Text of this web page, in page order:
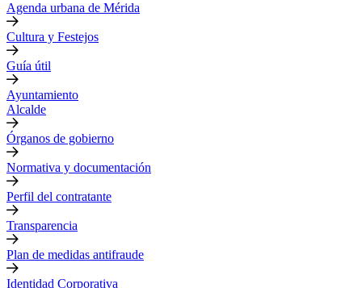
Agenda urbana de Mérida
Cultura y Festejos
Guía útil
Ayuntamiento
Alcalde
Órganos de gobierno
Normativa y documentación
Perfil del contratante
Transparencia
Plan de medidas antifraude
Identidad Corporativa